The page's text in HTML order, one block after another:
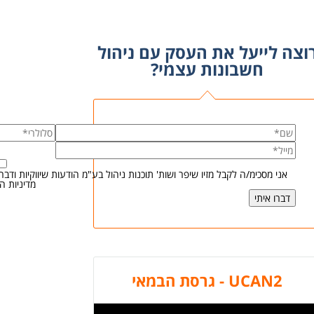
לייעל את העסק עם ניהול
חשבונות עצמי?
אני מסכימ/ה לקבל מזיו שיפר ושות' תוכנות ניהול בע"מ הודעות
מדיניות
UCAN2 - גרסת הבמאי